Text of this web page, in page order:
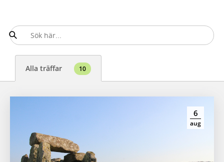
Alla träffar 10
6
aug